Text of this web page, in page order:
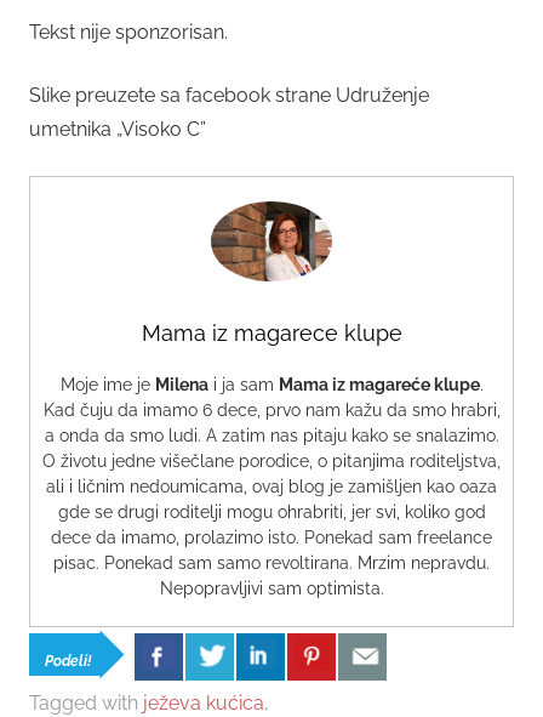
Tekst nije sponzorisan.
Slike preuzete sa facebook strane Udruženje
umetnika „Visoko C”
Mama iz magarece klupe
Moje ime je Milenai ja sam Mama iz magareće klupe.
Kad čuju da imamo 6 dece, prvo nam kažu da smo hrabri,
a onda da smo ludi. A zatim nas pitaju kako se snalazimo.
O životu jedne višečlane porodice, o pitanjima roditeljstva,
ali i ličnim nedoumicama, ovaj blog je zamišljen kao oaza
gde se drugi roditelji mogu ohrabriti, jer svi, koliko god
dece da imamo, prolazimo isto. Ponekad sam freelance
pisac. Ponekad sam samo revoltirana. Mrzim nepravdu.
Nepopravljivi sam optimista.
Podeli!
Tagged with ježeva kućica,